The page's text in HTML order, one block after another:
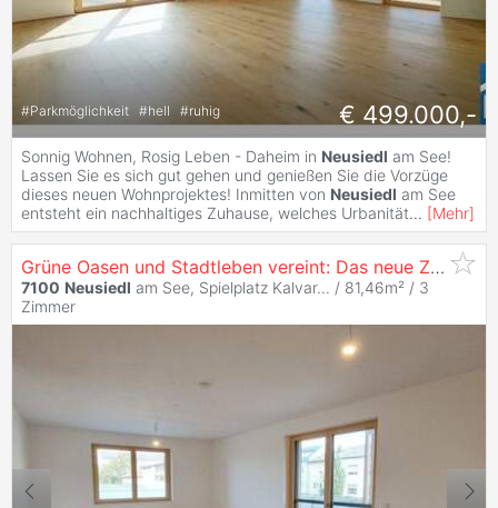
#Parkmöglichkeit #hell #ruhig € 499.000,-
Sonnig Wohnen, Rosig Leben - Daheim in Neusiedl am See!
Lassen Sie es sich gut gehen und genießen Sie die Vorzüge
dieses neuen Wohnprojektes! Inmitten von Neusiedl am See
entsteht ein nachhaltiges Zuhause, welches Urbanität... [Mehr]
Grüne Oasen und Stadtleben vereint: Das neue Zuhause in
7100 Neusiedl am See, Spielplatz Kalvar... / 81,46m² / 3
Zimmer